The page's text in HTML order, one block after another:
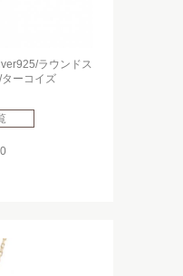
ラウンドス
ターコイズ